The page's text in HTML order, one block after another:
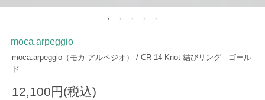
moca.arpeggio
moca.arpeggio（モカ アルペジオ） / CR-14 Knot 結びリング - ゴール
ド
12,100円(税込)